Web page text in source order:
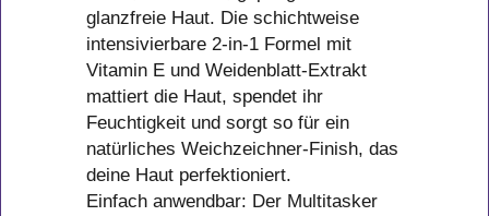
glanzfreie Haut. Die schichtweise
intensivierbare 2-in-1 Formel mit
Vitamin E und Weidenblatt-Extrakt
mattiert die Haut, spendet ihr
Feuchtigkeit und sorgt so für ein
natürliches Weichzeichner-Finish, das
deine Haut perfektioniert.
Einfach anwendbar: Der Multitasker